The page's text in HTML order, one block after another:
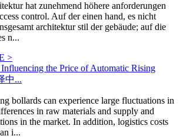
hat zunehmend höhere anforderungen
control. Auf der einen hand, es nicht
architektur stil der gebäude; auf die
n...
>
Influencing the Price of Automatic Rising
中...
bollards can experience large fluctuations in
in raw materials and supply and
in the market. In addition, logistics costs
i...